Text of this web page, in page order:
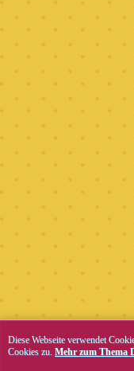
Diese Webseite verwendet
Cookies zu. Mehr zum Thema